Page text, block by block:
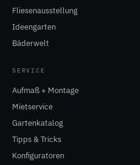
Fliesenausstellung
Ideengarten
Bäderwelt
SERVICE
Aufmaß + Montage
Mietservice
Gartenkatalog
Tipps & Tricks
Konfiguratoren